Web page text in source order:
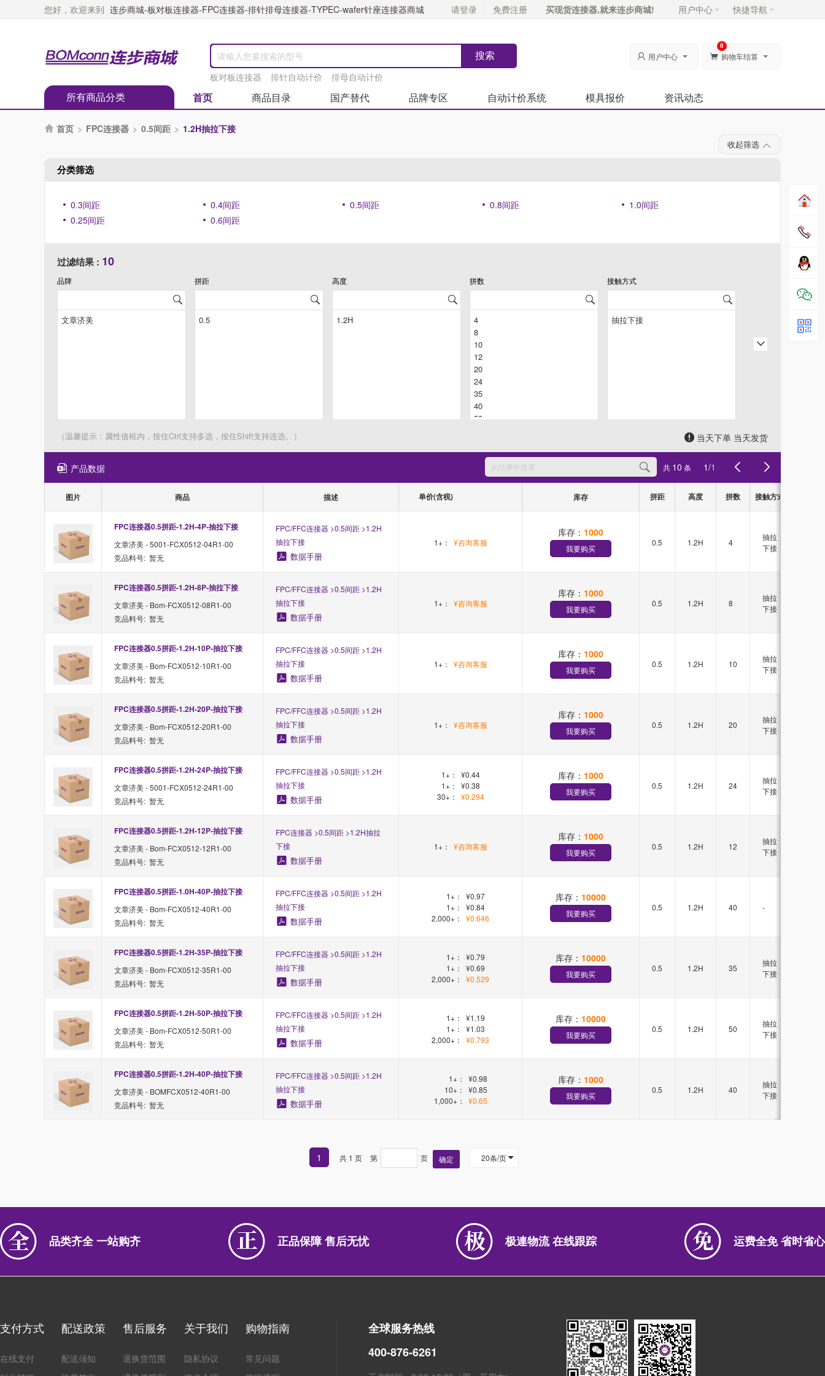
您好，欢迎来到 连步商城-板对板连接器-FPC连接器-排针排母连接器-TYPEC-wafer针座连接器商城 请登录 免费注册 买现货连接器,就来连步商城! 用户中心 快捷导航
板对板连接器 排针自动计价 排母自动计价
 用户中心  购物车结算
0
所有商品分类 首页 商品目录 国产替代 品牌专区 自动计价系统 模具报价 资讯动态
 首页 > FPC连接器 > 0.5间距 > 1.2H抽拉下接
收起筛选
分类筛选
0.3间距 0.4间距 0.5间距 0.8间距
1.0间距
0.25间距
0.6间距
过滤结果 : 10
品牌 拼距 高度 拼数 接触方式
（温馨提示：属性值框内，按住Ctrl支持多选，按住Shift支持连选。） 当天下单 当天发货
产品数据 共 10 条 1/1
图片 商品 描述 单价(含税) 库存 拼距 高度 拼数 接触方式
FPC连接器0.5拼距-1.2H-4P-抽拉下接
文章济美 - 5001-FCX0512-04R1-00
竞品料号: 暂无
FPC/FFC连接器 >0.5间距 >1.2H
抽拉下接
数据手册
1+： ¥咨询客服
库存： 1000
我要购买
0.5 1.2H 4
抽拉
下接
FPC连接器0.5拼距-1.2H-8P-抽拉下接
文章济美 - Bom-FCX0512-08R1-00
竞品料号: 暂无
FPC/FFC连接器 >0.5间距 >1.2H
抽拉下接
数据手册
1+： ¥咨询客服
库存： 1000
我要购买
0.5 1.2H 8
抽拉
下接
FPC连接器0.5拼距-1.2H-10P-抽拉下接
文章济美 - Bom-FCX0512-10R1-00
竞品料号: 暂无
FPC/FFC连接器 >0.5间距 >1.2H
抽拉下接
数据手册
1+： ¥咨询客服
库存： 1000
我要购买
0.5 1.2H 10
抽拉
下接
FPC连接器0.5拼距-1.2H-20P-抽拉下接
文章济美 - Bom-FCX0512-20R1-00
竞品料号: 暂无
FPC/FFC连接器 >0.5间距 >1.2H
抽拉下接
数据手册
1+： ¥咨询客服
库存： 1000
我要购买
0.5 1.2H 20
抽拉
下接
FPC连接器0.5拼距-1.2H-24P-抽拉下接
文章济美 - 5001-FCX0512-24R1-00
竞品料号: 暂无
FPC/FFC连接器 >0.5间距 >1.2H
抽拉下接
数据手册
1+：
¥0.44
1+：
¥0.38
30+：
¥0.294
库存： 1000
我要购买
0.5 1.2H 24
抽拉
下接
FPC连接器0.5拼距-1.2H-12P-抽拉下接
文章济美 - Bom-FCX0512-12R1-00
竞品料号: 暂无
FPC连接器 >0.5间距 >1.2H抽拉
下接
数据手册
1+： ¥咨询客服
库存： 1000
我要购买
0.5 1.2H 12
抽拉
下接
FPC连接器0.5拼距-1.0H-40P-抽拉下接
文章济美 - Bom-FCX0512-40R1-00
竞品料号: 暂无
FPC/FFC连接器 >0.5间距 >1.2H
抽拉下接
数据手册
1+：
¥0.97
1+：
¥0.84
2,000+：
¥0.646
库存： 10000
我要购买
0.5 1.2H 40 -
FPC连接器0.5拼距-1.2H-35P-抽拉下接
文章济美 - Bom-FCX0512-35R1-00
竞品料号: 暂无
FPC/FFC连接器 >0.5间距 >1.2H
抽拉下接
数据手册
1+：
¥0.79
1+：
¥0.69
2,000+：
¥0.529
库存： 10000
我要购买
0.5 1.2H 35
抽拉
下接
FPC连接器0.5拼距-1.2H-50P-抽拉下接
文章济美 - Bom-FCX0512-50R1-00
竞品料号: 暂无
FPC/FFC连接器 >0.5间距 >1.2H
抽拉下接
数据手册
1+：
¥1.19
1+：
¥1.03
2,000+：
¥0.793
库存： 10000
我要购买
0.5 1.2H 50
抽拉
下接
FPC连接器0.5拼距-1.2H-40P-抽拉下接
文章济美 - BOMFCX0512-40R1-00
竞品料号: 暂无
FPC/FFC连接器 >0.5间距 >1.2H
抽拉下接
数据手册
1+：
¥0.98
10+：
¥0.85
1,000+：
¥0.65
库存： 1000
我要购买
0.5 1.2H 40
抽拉
下接
1 共 1 页 第 页 确定 20条/页
品类齐全 一站购齐 正品保障 售后无忧 极連物流 在线跟踪 运费全免 省时省心
支付方式
在线支付
配送政策
配送须知
售后服务
退换货范围
关于我们
隐私协议
购物指南
常见问题
全球服务热线
400-876-6261